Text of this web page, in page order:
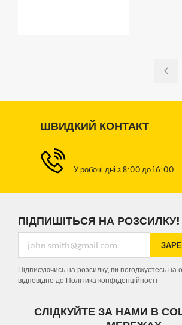
WDS
ШВИДКИЙ КОНТАКТ
У робочі дні з 8:00 до 16:00
ПІДПИШІТЬСЯ НА РОЗСИЛКУ!
Підписуючись на розсилку, ви погоджуєтесь на
відповідно до Політика конфіденційності
СЛІДКУЙТЕ ЗА НАМИ В